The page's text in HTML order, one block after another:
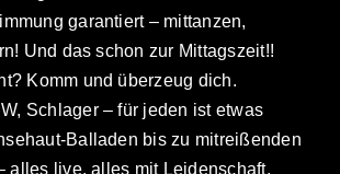
garantiert – mittanzen,
Und das schon zur Mittagszeit!!
Komm und überzeug dich.
Schlager – für jeden ist etwas
Balladen bis zu mitreißenden
alles live, alles mit Leidenschaft,